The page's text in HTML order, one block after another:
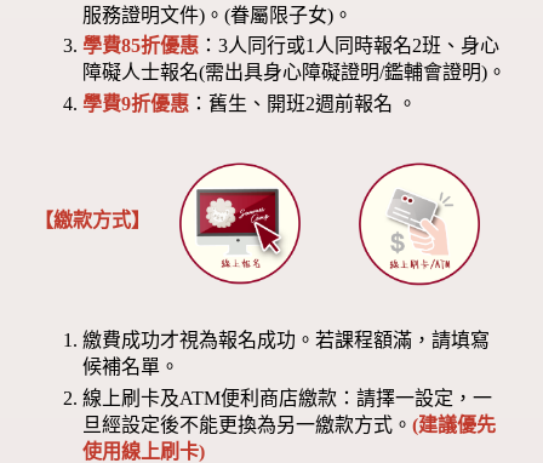
服務證明文件)。(眷屬限子女)。
學費85折優惠 ：3人同行或1人同時報名2班、身心
障礙人士報名(需出具身心障礙證明/鑑輔會證明)。
學費9折優惠 ：舊生、開班2週前報名 。
【繳款方式】
繳費成功才視為報名成功。若課程額滿，請填寫
候補名單。
線上刷卡及ATM便利商店繳款：請擇一設定，一
旦經設定後不能更換為另一繳款方式。(建議優先
使用線上刷卡)